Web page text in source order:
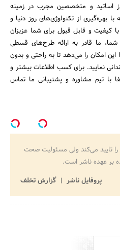
اساتید و متخصصین مجرب در زمینه
بهره‌گیری از تکنولوژی‌های روز دنیا و
با کیفیت و قابل قبول برای شما عزیزان
شما، ما قادر به ارائه طرح‌های قسطی
امکان را می‌دهد تا به راحتی و بدون
نمایید. برای کسب اطلاعات بیشتر و
با تیم مشاوره و پشتیبانی ما تماس
تایید می‌کند ولی مسئولیت صحت
بر عهده ناشر است.
پروفایل ناشر
گزارش تخلف